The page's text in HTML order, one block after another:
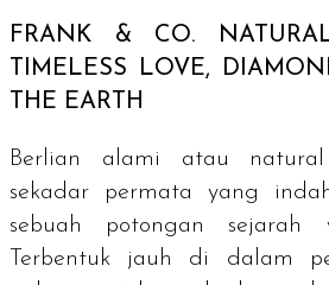
FRANK & CO.
TIMELESS LOVE,
THE EARTH
Berlian alami atau
sekadar permata yang
sebuah potongan
Terbentuk jauh di dalam